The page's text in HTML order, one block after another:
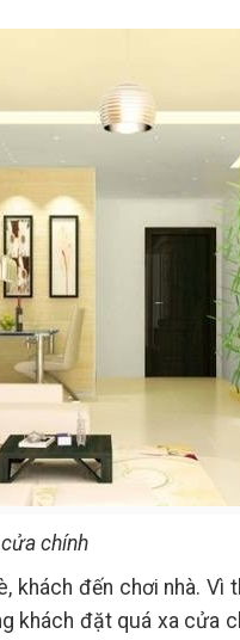
chính
khách đến chơi nhà.
khách đặt quá xa cửa